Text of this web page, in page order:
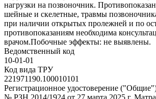
нагрузки на позвоночник.
шейные и скелетные, травмы
при наличии открытых пролежней и по
противопоказаниям необходима
врачом.Побочные эффекты: не выявлены.
Ведомственный код
10-01-01
Код вида ТРУ
221971190.100010101
Регистрационное удостоверение